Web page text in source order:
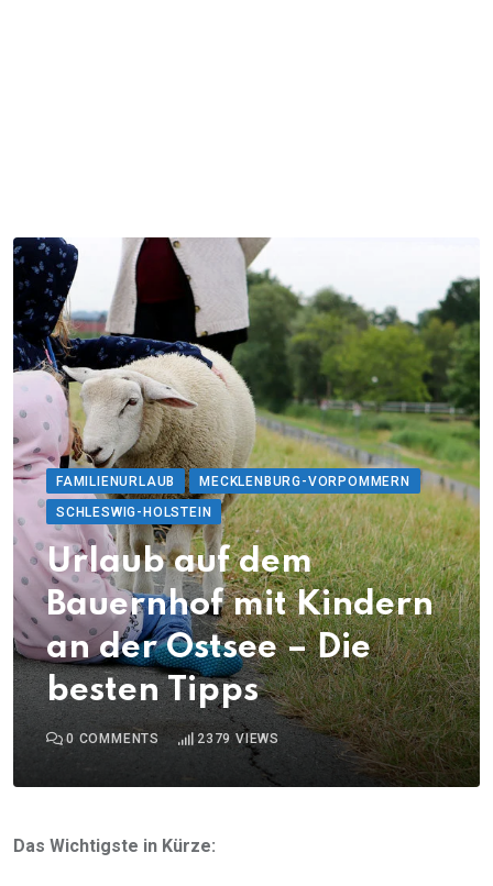
FAMILIENURLAUB
MECKLENBURG-VORPOMMERN
SCHLESWIG-HOLSTEIN
Urlaub auf dem
Bauernhof mit Kindern
an der Ostsee – Die
besten Tipps
0 COMMENTS 2379 VIEWS
Das Wichtigste in Kürze: